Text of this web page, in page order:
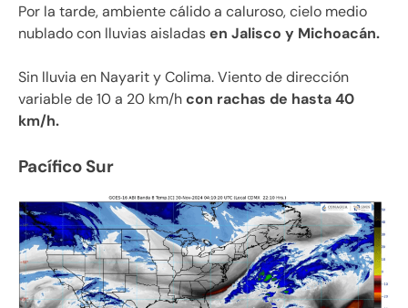
Por la tarde, ambiente cálido a caluroso, cielo medio
nublado con lluvias aisladasen Jalisco y Michoacán.
Sin lluvia en Nayarit y Colima. Viento de dirección
variable de 10 a 20 km/hcon rachas de hasta 40
km/h.
Pacífico Sur